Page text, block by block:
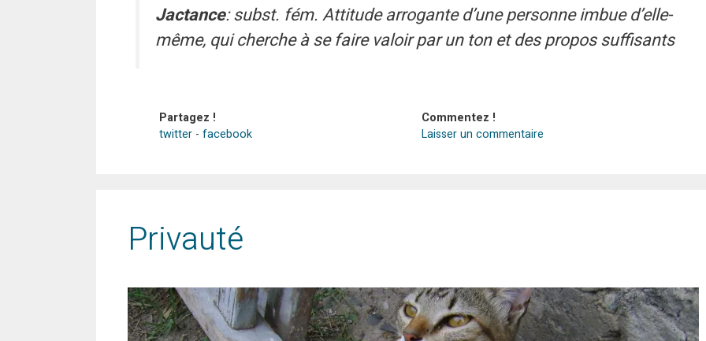
Jactance: subst. fém. Attitude arrogante d’une personne imbue d’elle-
même, qui cherche à se faire valoir par un ton et des propos suffisants
Partagez !
twitter - facebook
Commentez !
Laisser un commentaire
Privauté